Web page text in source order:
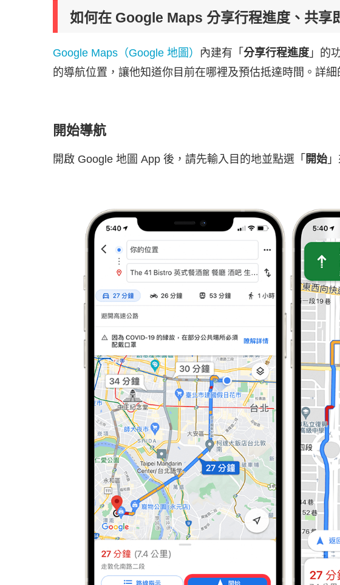
如何在 Google Maps 分享行程進度、共享
Google Maps（Google 地圖） 內建有「 分享行程進度 」的
的導航位置，讓他知道你目前在哪裡及預估抵達時間。詳細
開始導航
開啟 Google 地圖 App 後，請先輸入目的地並點選「 開始